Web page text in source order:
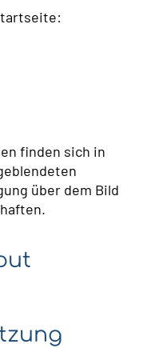
finden sich in
über dem Bild